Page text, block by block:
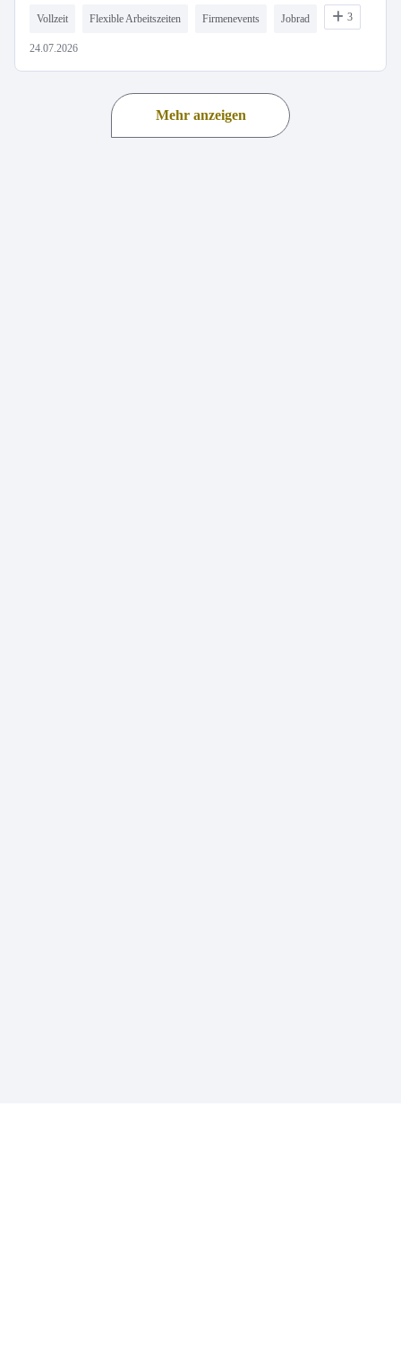
Vollzeit Flexible Arbeitszeiten Firmenevents Jobrad 3
24.07.2026
Mehr anzeigen